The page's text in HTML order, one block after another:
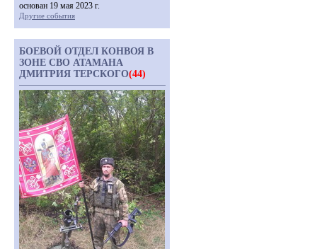
основан 19 мая 2023 г.
Другие события
БОЕВОЙ ОТДЕЛ КОНВОЯ В
ЗОНЕ СВО АТАМАНА
ДМИТРИЯ ТЕРСКОГО(44)